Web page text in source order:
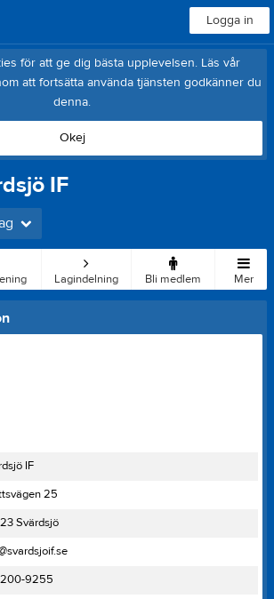
Logga in
för att ge dig bästa upplevelsen. Läs vår
att fortsätta använda tjänsten godkänner du
denna.
Okej
IF
Lagindelning Bli medlem Mer
IF
25
Svärdsjö
9255